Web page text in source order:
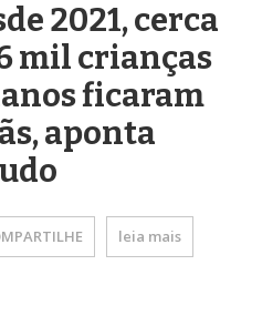
2021, cerca
mil crianças
ficaram
aponta
leia mais